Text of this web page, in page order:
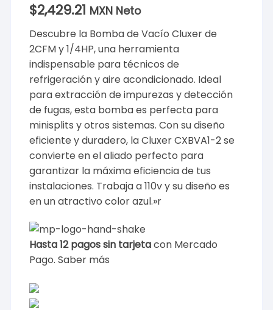
$2,429.21 MXN Neto
Descubre la Bomba de Vacío Cluxer de
2CFM y 1/4HP, una herramienta
indispensable para técnicos de
refrigeración y aire acondicionado. Ideal
para extracción de impurezas y detección
de fugas, esta bomba es perfecta para
minisplits y otros sistemas. Con su diseño
eficiente y duradero, la Cluxer CXBVA1-2 se
convierte en el aliado perfecto para
garantizar la máxima eficiencia de tus
instalaciones. Trabaja a 110v y su diseño es
en un atractivo color azul.»r
Hasta 12 pagos sin tarjetacon Mercado
Pago. Saber más